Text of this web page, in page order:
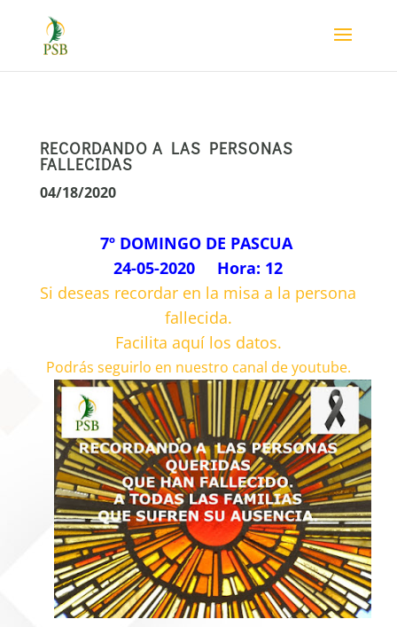
RECORDANDO A LAS PERSONAS
FALLECIDAS
04/18/2020
7º DOMINGO DE PASCUA
24-05-2020 Hora: 12
Si deseas recordar en la misa a la persona
fallecida.
Facilita aquí los datos.
Podrás seguirlo en nuestro canal de youtube.